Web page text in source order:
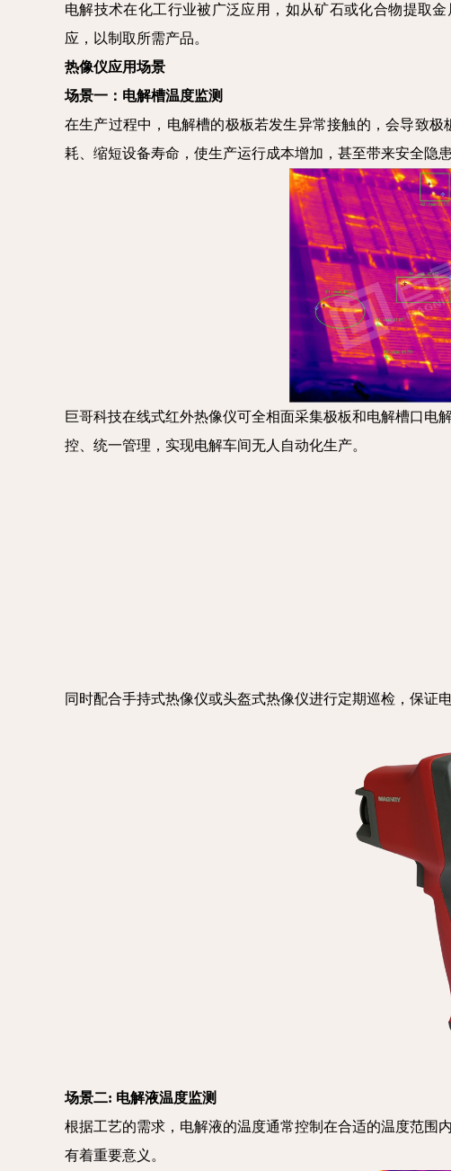
电解技术在化工行业被广泛应用，如从矿石或化合物提取
应，以制取所需产品。
热像仪应用场景
场景一：电解槽温度监测
在生产过程中，电解槽的极板若发生异常接触的，会导致
耗、缩短设备寿命，使生产运行成本增加，甚至带来安全隐患
巨哥科技在线式红外热像仪可全相面采集极板和电解槽口
控、统一管理，实现电解车间无人自动化生产。
同时配合手持式热像仪或头盔式热像仪进行定期巡检，保证
场景二: 电解液温度监测
根据工艺的需求，电解液的温度通常控制在合适的温度范围
有着重要意义。